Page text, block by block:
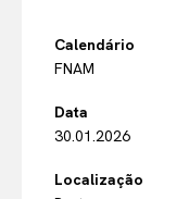
Calendário
FNAM
Data
30.01.2026
Localização